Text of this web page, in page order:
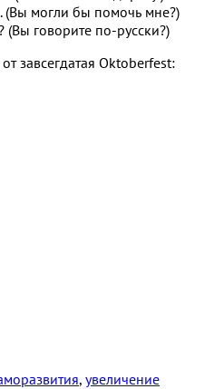
(Вы могли бы помочь мне?)
(Вы говорите по-русски?)
завсегдатая Oktoberfest:
, увеличение